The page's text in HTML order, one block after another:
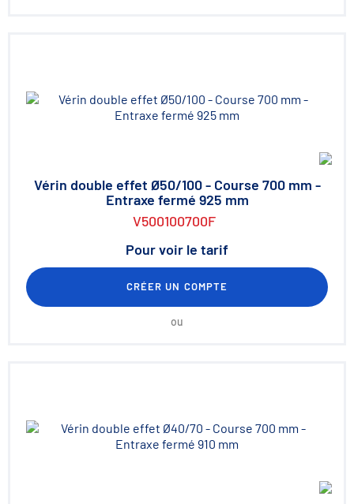
Vérin double effet Ø50/100 - Course 700 mm -
Entraxe fermé 925 mm
V500100700F
Pour voir le tarif
CRÉER UN COMPTE
ou